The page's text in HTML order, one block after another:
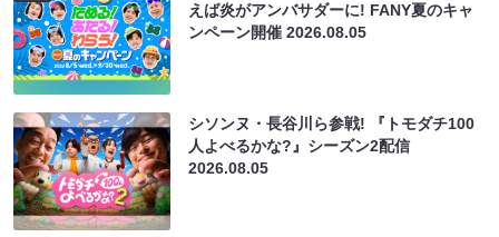
えば炎がアンバサダーに! FANY夏のキャ
ンペーン開催2026.08.05
シソンヌ・長谷川ら参戦! 『トモダチ100
人よべるかな?』シーズン2配信
2026.08.05